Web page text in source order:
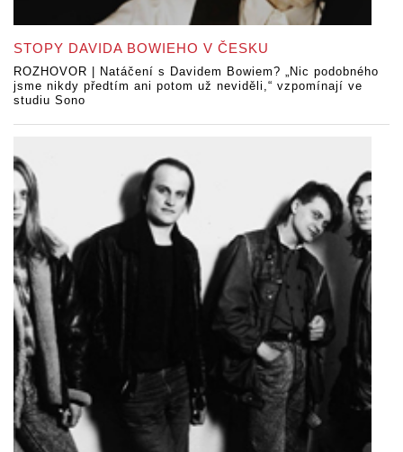
STOPY DAVIDA BOWIEHO V ČESKU
ROZHOVOR | Natáčení s Davidem Bowiem? „Nic podobného
jsme nikdy předtím ani potom už neviděli,“ vzpomínají ve
studiu Sono